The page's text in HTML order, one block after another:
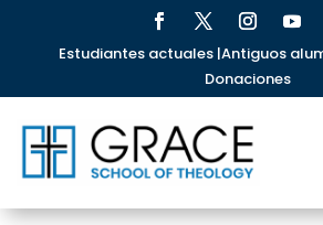
Estudiantes actuales |Antiguos
Donaciones